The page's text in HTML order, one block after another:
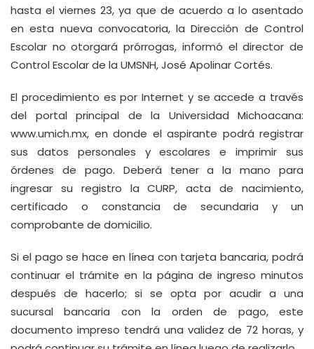
hasta el viernes 23, ya que de acuerdo a lo asentado
en esta nueva convocatoria, la Dirección de Control
Escolar no otorgará prórrogas, informó el director de
Control Escolar de la UMSNH, José Apolinar Cortés.
El procedimiento es por Internet y se accede a través
del portal principal de la Universidad Michoacana:
www.umich.mx, en donde el aspirante podrá registrar
sus datos personales y escolares e imprimir sus
órdenes de pago. Deberá tener a la mano para
ingresar su registro la CURP, acta de nacimiento,
certificado o constancia de secundaria y un
comprobante de domicilio.
Si el pago se hace en línea con tarjeta bancaria, podrá
continuar el trámite en la página de ingreso minutos
después de hacerlo; si se opta por acudir a una
sucursal bancaria con la orden de pago, este
documento impreso tendrá una validez de 72 horas, y